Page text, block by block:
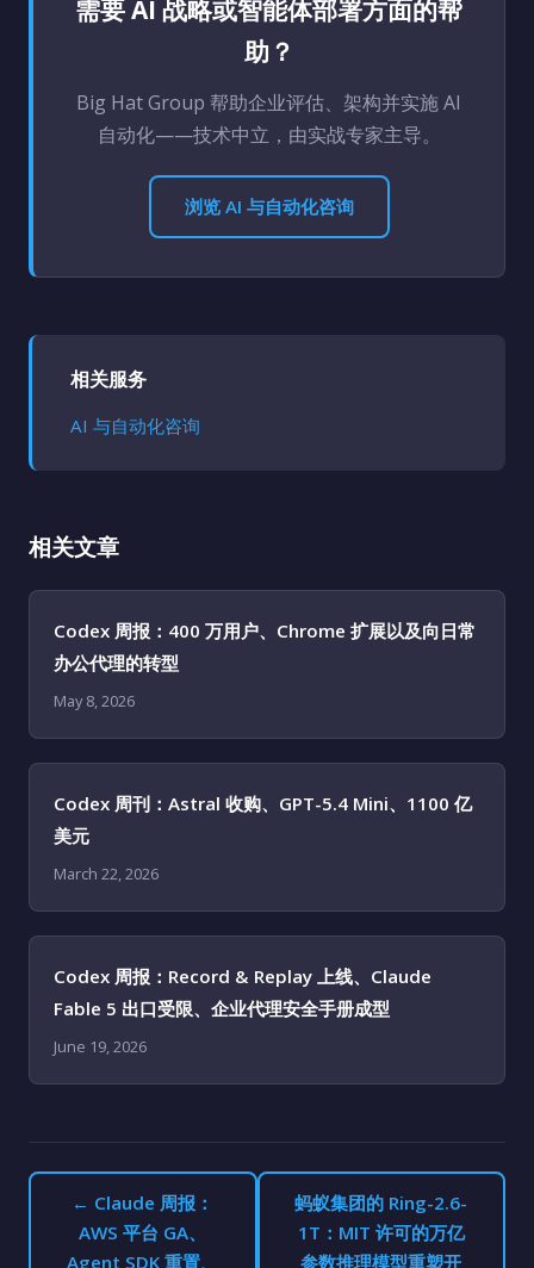
需要 AI 战略或智能体部署方面的帮
助？
Big Hat Group 帮助企业评估、架构并实施 AI
自动化——技术中立，由实战专家主导。
浏览 AI 与自动化咨询
相关服务
AI 与自动化咨询
相关文章
Codex 周报：400 万用户、Chrome 扩展以及向日常
办公代理的转型
May 8, 2026
Codex 周刊：Astral 收购、GPT-5.4 Mini、1100 亿
美元
March 22, 2026
Codex 周报：Record & Replay 上线、Claude
Fable 5 出口受限、企业代理安全手册成型
June 19, 2026
← Claude 周报：
AWS 平台 GA、
Agent SDK 重置、
蚂蚁集团的 Ring-2.6-
1T：MIT 许可的万亿
参数推理模型重塑开